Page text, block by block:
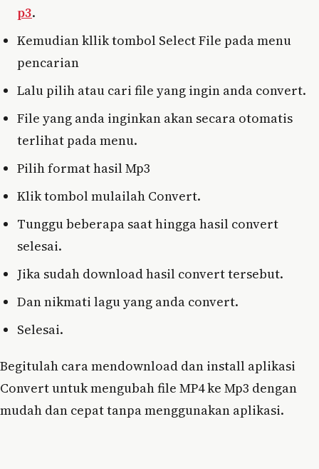
p3.
Kemudian kllik tombol Select File pada menu
pencarian
Lalu pilih atau cari file yang ingin anda convert.
File yang anda inginkan akan secara otomatis
terlihat pada menu.
Pilih format hasil Mp3
Klik tombol mulailah Convert.
Tunggu beberapa saat hingga hasil convert
selesai.
Jika sudah download hasil convert tersebut.
Dan nikmati lagu yang anda convert.
Selesai.
Begitulah cara mendownload dan install aplikasi
Convert untuk mengubah file MP4 ke Mp3 dengan
mudah dan cepat tanpa menggunakan aplikasi.